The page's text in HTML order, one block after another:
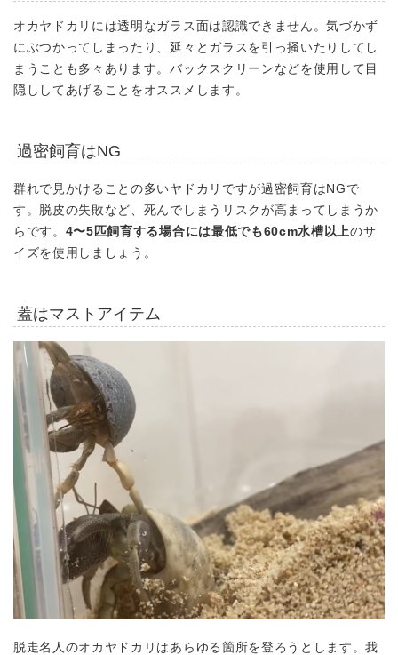
オカヤドカリには透明なガラス面は認識できません。気づかず
にぶつかってしまったり、延々とガラスを引っ掻いたりしてし
まうことも多々あります。バックスクリーンなどを使用して目
隠ししてあげることをオススメします。
過密飼育はNG
群れで見かけることの多いヤドカリですが過密飼育はNGで
す。脱皮の失敗など、死んでしまうリスクが高まってしまうか
らです。 4〜5匹飼育する場合には最低でも60cm水槽以上のサ
イズを使用しましょう。
蓋はマストアイテム
脱走名人のオカヤドカリはあらゆる箇所を登ろうとします。我